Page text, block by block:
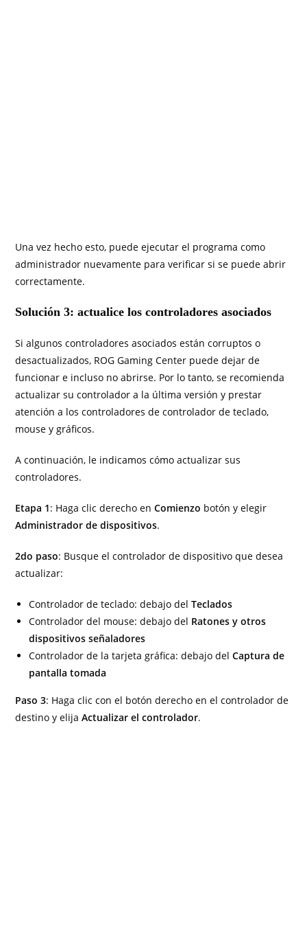
Una vez hecho esto, puede ejecutar el programa como
administrador nuevamente para verificar si se puede abrir
correctamente.
Solución 3: actualice los controladores asociados
Si algunos controladores asociados están corruptos o
desactualizados, ROG Gaming Center puede dejar de
funcionar e incluso no abrirse. Por lo tanto, se recomienda
actualizar su controlador a la última versión y prestar
atención a los controladores de controlador de teclado,
mouse y gráficos.
A continuación, le indicamos cómo actualizar sus
controladores.
Etapa 1: Haga clic derecho enComienzo botón y elegir
Administrador de dispositivos.
2do paso: Busque el controlador de dispositivo que desea
actualizar:
Controlador de teclado: debajo delTeclados
Controlador del mouse: debajo del Ratones y otros
dispositivos señaladores
Controlador de la tarjeta gráfica: debajo delCaptura de
pantalla tomada
Paso 3: Haga clic con el botón derecho en el controlador de
destino y elijaActualizar el controlador.